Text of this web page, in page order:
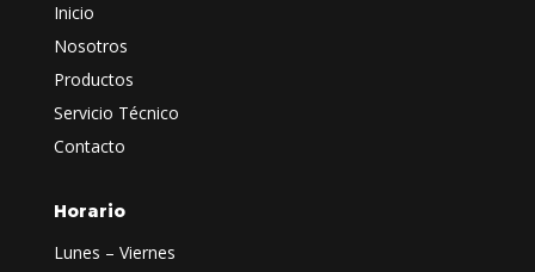
Inicio
Nosotros
Productos
Servicio Técnico
Contacto
Horario
Lunes – Viernes